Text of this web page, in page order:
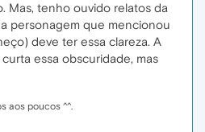
Mas, tenho ouvido relatos da
personagem que mencionou
deve ter essa clareza. A
essa obscuridade, mas
aos poucos ^^.